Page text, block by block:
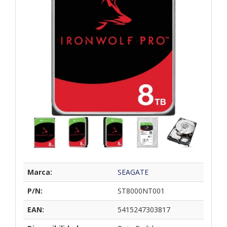
Marca:
SEAGATE
P/N:
ST8000NT001
EAN:
5415247303817